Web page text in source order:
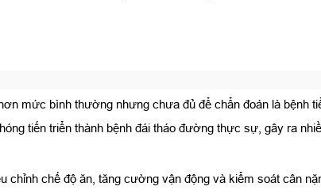
mức bình thường nhưng chưa đủ để chẩn đoán là bệnh
tiến triển thành bệnh đái tháo đường thực sự, gây ra
chỉnh chế độ ăn, tăng cường vận động và kiểm soát cân